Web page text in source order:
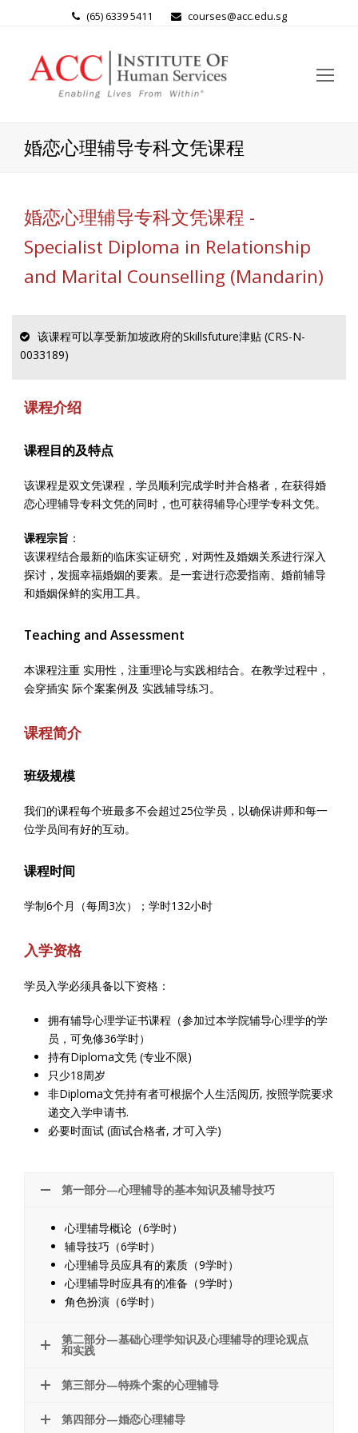
(65) 6339 5411 courses@acc.edu.sg
婚恋心理辅导专科文凭课程
婚恋心理辅导专科文凭课程 -
Specialist Diploma in Relationship
and Marital Counselling (Mandarin)
该课程可以享受新加坡政府的Skillsfuture津贴 (CRS-N-
0033189)
课程介绍
课程目的及特点
该课程是双文凭课程，学员顺利完成学时并合格者，在获得婚
恋心理辅导专科文凭的同时，也可获得辅导心理学专科文凭。
课程宗旨 ：
该课程结合最新的临床实证研究，对两性及婚姻关系进行深入
探讨，发掘幸福婚姻的要素。是一套进行恋爱指南、婚前辅导
和婚姻保鲜的实用工具。
Teaching and Assessment
本课程注重 实用性，注重理论与实践相结合。在教学过程中，
会穿插实 际个案案例及 实践辅导练习。
课程简介
班级规模
我们的课程每个班最多不会超过25位学员， 以确保讲师和每一
位学员间有好的互动。
课程时间
学制6个月（每周3次）；学时132小时
入学资格
学员入学必须具备以下资格：
拥有辅导心理学证书课程（参加过本学院辅导心理学的学
员，可免修36学时）
持有Diploma文凭 (专业不限)
只少18周岁
非Diploma文凭持有者可根据个人生活阅历, 按照学院要求
递交入学申请书.
必要时面试 (面试合格者, 才可入学)
第一部分—心理辅导的基本知识及辅导技巧
心理辅导概论（6学时）
辅导技巧（6学时）
心理辅导员应具有的素质（9学时）
心理辅导时应具有的准备（9学时）
角色扮演（6学时）
第二部分—基础心理学知识及心理辅导的理论观点
和实践
第三部分—特殊个案的心理辅导
第四部分—婚恋心理辅导